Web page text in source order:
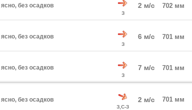
ясно, без осадков
З
2 м/с 702 мм
ясно, без осадков
З
6 м/с 701 мм
ясно, без осадков
З
7 м/с 701 мм
ясно, без осадков
З,С-З
2 м/с 701 мм